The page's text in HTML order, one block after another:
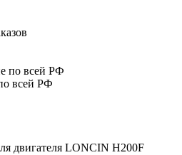
всей РФ
двигателя LONCIN H200F